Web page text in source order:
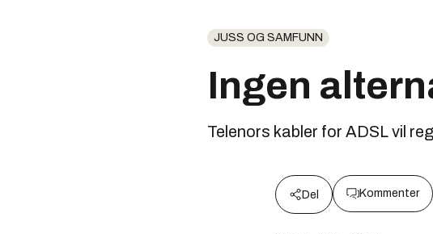
JUSS OG SAMFUNN
Ingen
Telenors kabler for ADSL vil
Del Kommenter